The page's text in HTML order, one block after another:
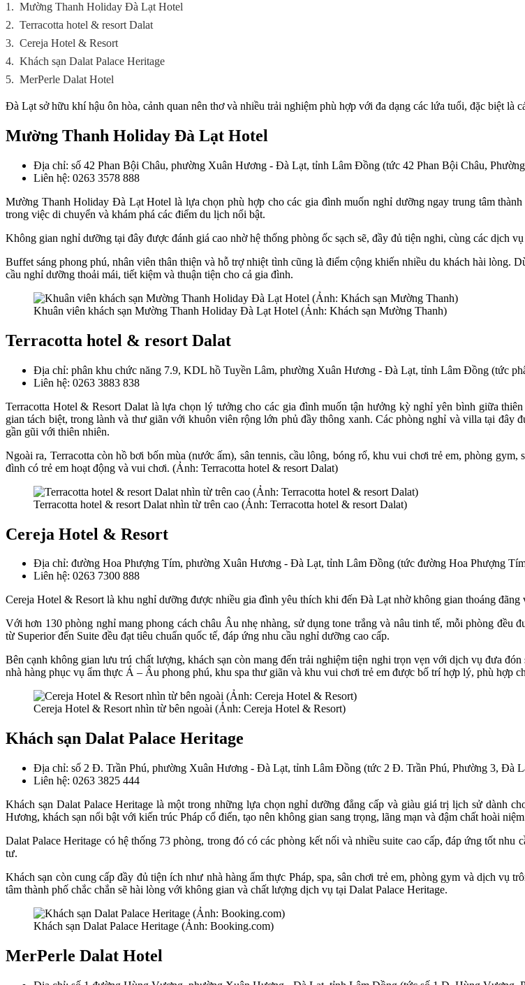
1. Mường Thanh Holiday Đà Lạt Hotel
2. Terracotta hotel & resort Dalat
3. Cereja Hotel & Resort
4. Khách sạn Dalat Palace Heritage
5. MerPerle Dalat Hotel
Đà Lạt sở hữu khí hậu ôn hòa, cảnh quan nên thơ và nhiều trải nghiệm phù hợp với đa dạng các lứa tuổi, đặc biệt là
Mường Thanh Holiday Đà Lạt Hotel
Địa chỉ: số 42 Phan Bội Châu, phường Xuân Hương - Đà Lạt, tỉnh Lâm Đồng (tức 42 Phan Bội Châu,
Liên hệ: 0263 3578 888
Mường Thanh Holiday Đà Lạt Hotel là lựa chọn phù hợp cho các gia đình muốn nghỉ dưỡng ngay trung tâm
trong việc di chuyển và khám phá các điểm du lịch nổi bật.
Không gian nghỉ dưỡng tại đây được đánh giá cao nhờ hệ thống phòng ốc sạch sẽ, đầy đủ tiện nghi, cùng các dịch
Buffet sáng phong phú, nhân viên thân thiện và hỗ trợ nhiệt tình cũng là điểm cộng khiến nhiều du khách hài lòng.
cầu nghỉ dưỡng thoải mái, tiết kiệm và thuận tiện cho cả gia đình.
Khuân viên khách sạn Mường Thanh Holiday Đà Lạt Hotel (Ảnh: Khách sạn Mường Thanh)
Terracotta hotel & resort Dalat
Địa chỉ: phân khu chức năng 7.9, KDL hồ Tuyền Lâm, phường Xuân Hương - Đà Lạt, tỉnh Lâm Đồng (tức
Liên hệ: 0263 3883 838
Terracotta Hotel & Resort Dalat là lựa chọn lý tưởng cho các gia đình muốn tận hưởng kỳ nghỉ yên bình giữa
gian tách biệt, trong lành và thư giãn với khuôn viên rộng lớn phủ đầy thông xanh. Các phòng nghỉ và villa tại đây
gần gũi với thiên nhiên.
Ngoài ra, Terracotta còn hồ bơi bốn mùa (nước ấm), sân tennis, cầu lông, bóng rổ, khu vui chơi trẻ em, phòng
đình có trẻ em hoạt động và vui chơi. (Ảnh: Terracotta hotel & resort Dalat)
Terracotta hotel & resort Dalat nhìn từ trên cao (Ảnh: Terracotta hotel & resort Dalat)
Cereja Hotel & Resort
Địa chỉ: đường Hoa Phượng Tím, phường Xuân Hương - Đà Lạt, tỉnh Lâm Đồng (tức đường Hoa Phượng
Liên hệ: 0263 7300 888
Cereja Hotel & Resort là khu nghỉ dưỡng được nhiều gia đình yêu thích khi đến Đà Lạt nhờ không gian thoáng đãng
Với hơn 130 phòng nghỉ mang phong cách châu Âu nhẹ nhàng, sử dụng tone trắng và nâu tinh tế, mỗi phòng đều
từ Superior đến Suite đều đạt tiêu chuẩn quốc tế, đáp ứng nhu cầu nghỉ dưỡng cao cấp.
Bên cạnh không gian lưu trú chất lượng, khách sạn còn mang đến trải nghiệm tiện nghi trọn vẹn với dịch vụ đưa
nhà hàng phục vụ ẩm thực Á – Âu phong phú, khu spa thư giãn và khu vui chơi trẻ em được bố trí hợp lý, phù hợp
Cereja Hotel & Resort nhìn từ bên ngoài (Ảnh: Cereja Hotel & Resort)
Khách sạn Dalat Palace Heritage
Địa chỉ: số 2 Đ. Trần Phú, phường Xuân Hương - Đà Lạt, tỉnh Lâm Đồng (tức 2 Đ. Trần Phú, Phường 3, Đà
Liên hệ: 0263 3825 444
Khách sạn Dalat Palace Heritage là một trong những lựa chọn nghỉ dưỡng đẳng cấp và giàu giá trị lịch sử dành
Hương, khách sạn nổi bật với kiến trúc Pháp cổ điển, tạo nên không gian sang trọng, lãng mạn và đậm chất hoài
Dalat Palace Heritage có hệ thống 73 phòng, trong đó có các phòng kết nối và nhiều suite cao cấp, đáp ứng tốt
tư.
Khách sạn còn cung cấp đầy đủ tiện ích như nhà hàng ẩm thực Pháp, spa, sân chơi trẻ em, phòng gym và dịch
tâm thành phố chắc chắn sẽ hài lòng với không gian và chất lượng dịch vụ tại Dalat Palace Heritage.
Khách sạn Dalat Palace Heritage (Ảnh: Booking.com)
MerPerle Dalat Hotel